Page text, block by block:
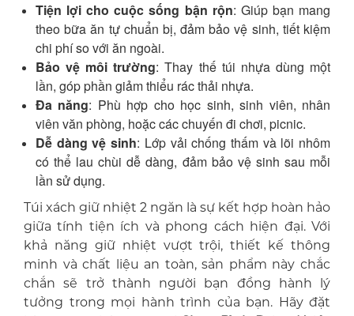
Tiện lợi cho cuộc sống bận rộn: Giúp bạn mang
theo bữa ăn tự chuẩn bị, đảm bảo vệ sinh, tiết kiệm
chi phí so với ăn ngoài.
Bảo vệ môi trường: Thay thế túi nhựa dùng một
lần, góp phần giảm thiểu rác thải nhựa.
Đa năng: Phù hợp cho học sinh, sinh viên, nhân
viên văn phòng, hoặc các chuyến đi chơi, picnic.
Dễ dàng vệ sinh: Lớp vải chống thấm và lõi nhôm
có thể lau chùi dễ dàng, đảm bảo vệ sinh sau mỗi
lần sử dụng.
Túi xách giữ nhiệt 2 ngăn là sự kết hợp hoàn hảo
giữa tính tiện ích và phong cách hiện đại. Với
khả năng giữ nhiệt vượt trội, thiết kế thông
minh và chất liệu an toàn, sản phẩm này chắc
chắn sẽ trở thành người bạn đồng hành lý
tưởng trong mọi hành trình của bạn. Hãy đặt